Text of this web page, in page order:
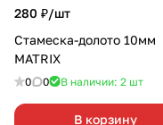
280 ₽/шт
Стамеска-долото 10мм
MATRIX
0 0 В наличии: 2 шт
В корзину